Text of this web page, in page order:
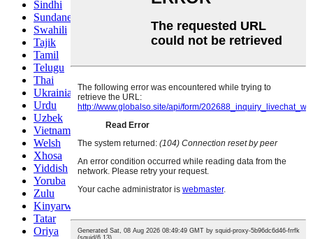
Sindhi
Sundanese
Swahili
Tajik
Tamil
Telugu
Thai
Ukrainian
Urdu
Uzbek
Vietnamese
Welsh
Xhosa
Yiddish
Yoruba
Zulu
Kinyarwanda
Tatar
Oriya